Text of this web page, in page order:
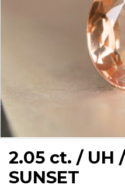
2.05 ct. / UH
SUNSET